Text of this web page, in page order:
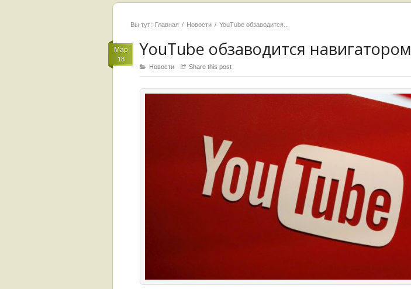
Вы тут: Главная Новости YouTube обзаводится...
Мар
18 YouTube обзаводится навигатором
Новости Share this post